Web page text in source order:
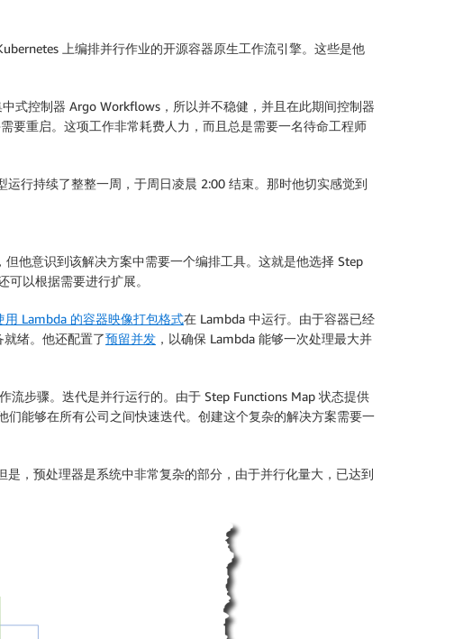
上编排并行作业的开源容器原生工作流引擎。这些是他
式控制器 Argo Workflows，所以并不稳健，并且在此期间控制器
要重启。这项工作非常耗费人力，而且总是需要一名待命工程师
行持续了整整一周，于周日凌晨 2:00 结束。那时他切实感觉到
，但他意识到该解决方案中需要一个编排工具。这就是他选择 Step
以根据需要进行扩展。
用 Lambda 的容器映像打包格式在 Lambda 中运行。由于容器已经
就绪。他还配置了预留并发 ，以确保 Lambda 能够一次处理最大并
流步骤。迭代是并行运行的。由于 Step Functions Map 状态提供
能够在所有公司之间快速迭代。创建这个复杂的解决方案需要一
，预处理器是系统中非常复杂的部分，由于并行化量大，已达到